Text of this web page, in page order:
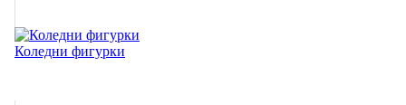
Коледни фигурки